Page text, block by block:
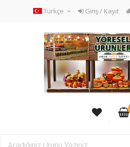
Türkçe Giriş / Kayıt